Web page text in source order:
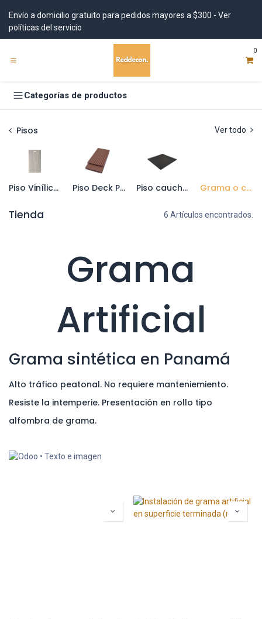
Envío a domicilio gratuito para pedidos mayores a $300 - Ver
políticas del servicio
0
Categorías de productos
Pisos Ver todo
Piso Vinílico (PVC, SPC) Piso Deck Pro-step exteriores Piso caucho reciclado Grama o césped artificial
Tienda 6 Artículos encontrados.
Grama
Artificial
Grama sintética en Panamá
Alto tráfico peatonal. No requiere manteniemiento.
Resiste la intemperie. Presentación en rollo tipo
alfombra de grama.